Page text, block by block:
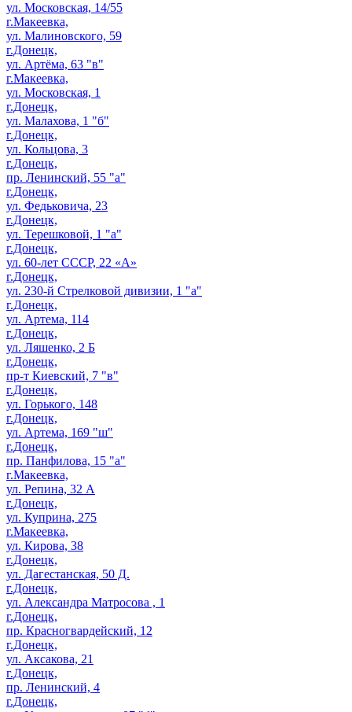
ул. Московская, 14/55
г.Макеевка,
ул. Малиновского, 59
г.Донецк,
ул. Артёма, 63 "в"
г.Макеевка,
ул. Московская, 1
г.Донецк,
ул. Малахова, 1 "б"
г.Донецк,
ул. Кольцова, 3
г.Донецк,
пр. Ленинский, 55 "а"
г.Донецк,
ул. Федьковича, 23
г.Донецк,
ул. Терешковой, 1 "а"
г.Донецк,
ул. 60-лет СССР, 22 «А»
г.Донецк,
ул. 230-й Стрелковой дивизии, 1 "а"
г.Донецк,
ул. Артема, 114
г.Донецк,
ул. Ляшенко, 2 Б
г.Донецк,
пр-т Киевский, 7 "в"
г.Донецк,
ул. Горького, 148
г.Донецк,
ул. Артема, 169 "ш"
г.Донецк,
пр. Панфилова, 15 "а"
г.Макеевка,
ул. Репина, 32 А
г.Донецк,
ул. Куприна, 275
г.Макеевка,
ул. Кирова, 38
г.Донецк,
ул. Дагестанская, 50 Д.
г.Донецк,
ул. Александра Матросова , 1
г.Донецк,
пр. Красногвардейский, 12
г.Донецк,
ул. Аксакова, 21
г.Донецк,
пр. Ленинский, 4
г.Донецк,